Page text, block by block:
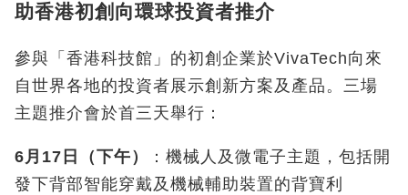
助香港初創向環球投資者推介
參與「香港科技館」的初創企業於VivaTech向來
自世界各地的投資者展示創新方案及產品。三場
主題推介會於首三天舉行：
6月 17 日（下午）
：機械人及微電子主題，包括開
發下背部智能穿戴及機械輔助裝置的背寶利